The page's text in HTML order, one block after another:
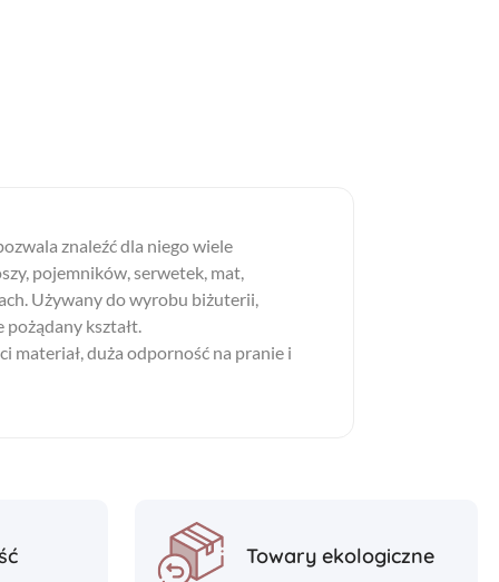
znaleźć dla niego wiele
pojemników, serwetek, mat,
Używany do wyrobu biżuterii,
kształt.
materiał, duża odporność na pranie i
Towary ekologiczne